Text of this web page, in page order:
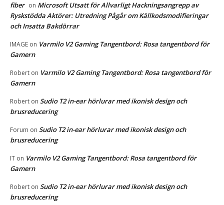
fiber on Microsoft Utsatt för Allvarligt Hackningsangrepp av
Ryskstödda Aktörer: Utredning Pågår om Källkodsmodifieringar
och Insatta Bakdörrar
IMAGE on Varmilo V2 Gaming Tangentbord: Rosa tangentbord för
Gamern
Robert on Varmilo V2 Gaming Tangentbord: Rosa tangentbord för
Gamern
Robert on Sudio T2 in-ear hörlurar med ikonisk design och
brusreducering
Forum on Sudio T2 in-ear hörlurar med ikonisk design och
brusreducering
IT on Varmilo V2 Gaming Tangentbord: Rosa tangentbord för
Gamern
Robert on Sudio T2 in-ear hörlurar med ikonisk design och
brusreducering